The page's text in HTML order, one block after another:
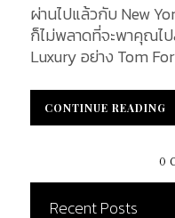
ผ่านไปแล้วกับ New
ก็ไม่พลาดที่จะพาคุณไ
Luxury อย่าง Tom
อย่างมาก โดยในคอล
จัดขึ้นภายใน Milk
ตบเท้าเข้าร่วมงานกันอย่างคับคั่ง
Ford) Tom Ford Autumn/Winter 2020 ผลงานการ
ออกแบบโดย ทอม ฟอ
CONTINUE READING
CONTINUE READING
0
Recent Posts